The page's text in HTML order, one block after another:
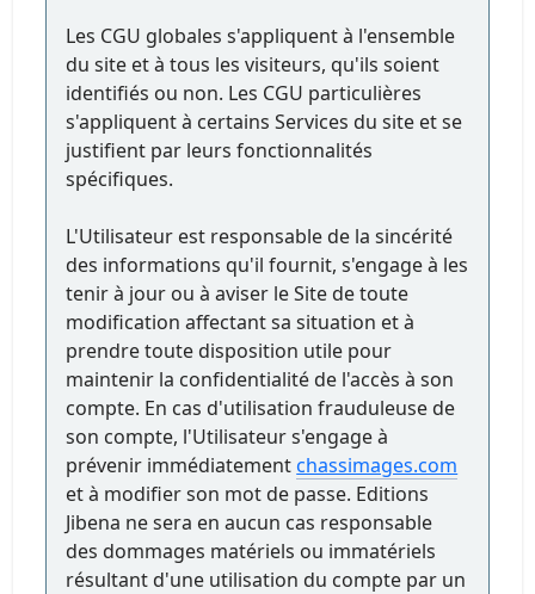
Les CGU globales s'appliquent à l'ensemble
du site et à tous les visiteurs, qu'ils soient
identifiés ou non. Les CGU particulières
s'appliquent à certains Services du site et se
justifient par leurs fonctionnalités
spécifiques.
L'Utilisateur est responsable de la sincérité
des informations qu'il fournit, s'engage à les
tenir à jour ou à aviser le Site de toute
modification affectant sa situation et à
prendre toute disposition utile pour
maintenir la confidentialité de l'accès à son
compte. En cas d'utilisation frauduleuse de
son compte, l'Utilisateur s'engage à
prévenir immédiatementchassimages.com
et à modifier son mot de passe. Editions
Jibena ne sera en aucun cas responsable
des dommages matériels ou immatériels
résultant d'une utilisation du compte par un